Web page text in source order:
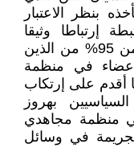
بنظر الاعتبار
إرتباطا وثيقا
بمنظمة مجاهدي خلق ذلك أن أکثر من 95% من الذين
في منظمة
أقدم على إرتکاب
بهروز
منظمة مجاهدي
في وسائل